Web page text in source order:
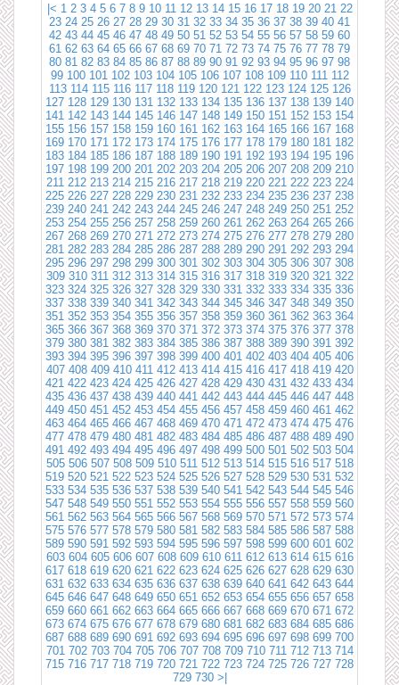
|< 1 2 3 4 5 6 7 8 9 10 11 12 13 14 15 16 17 18 19 20 21 22
23 24 25 26 27 28 29 30 31 32 33 34 35 36 37 38 39 40 41
42 43 44 45 46 47 48 49 50 51 52 53 54 55 56 57 58 59 60
61 62 63 64 65 66 67 68 69 70 71 72 73 74 75 76 77 78 79
80 81 82 83 84 85 86 87 88 89 90 91 92 93 94 95 96 97 98
99 100 101 102 103 104 105 106 107 108 109 110 111 112
113 114 115 116 117 118 119 120 121 122 123 124 125 126
127 128 129 130 131 132 133 134 135 136 137 138 139 140
141 142 143 144 145 146 147 148 149 150 151 152 153 154
155 156 157 158 159 160 161 162 163 164 165 166 167 168
169 170 171 172 173 174 175 176 177 178 179 180 181 182
183 184 185 186 187 188 189 190 191 192 193 194 195 196
197 198 199 200 201 202 203 204 205 206 207 208 209 210
211 212 213 214 215 216 217 218 219 220 221 222 223 224
225 226 227 228 229 230 231 232 233 234 235 236 237 238
239 240 241 242 243 244 245 246 247 248 249 250 251 252
253 254 255 256 257 258 259 260 261 262 263 264 265 266
267 268 269 270 271 272 273 274 275 276 277 278 279 280
281 282 283 284 285 286 287 288 289 290 291 292 293 294
295 296 297 298 299 300 301 302 303 304 305 306 307 308
309 310 311 312 313 314 315 316 317 318 319 320 321 322
323 324 325 326 327 328 329 330 331 332 333 334 335 336
337 338 339 340 341 342 343 344 345 346 347 348 349 350
351 352 353 354 355 356 357 358 359 360 361 362 363 364
365 366 367 368 369 370 371 372 373 374 375 376 377 378
379 380 381 382 383 384 385 386 387 388 389 390 391 392
393 394 395 396 397 398 399 400 401 402 403 404 405 406
407 408 409 410 411 412 413 414 415 416 417 418 419 420
421 422 423 424 425 426 427 428 429 430 431 432 433 434
435 436 437 438 439 440 441 442 443 444 445 446 447 448
449 450 451 452 453 454 455 456 457 458 459 460 461 462
463 464 465 466 467 468 469 470 471 472 473 474 475 476
477 478 479 480 481 482 483 484 485 486 487 488 489 490
491 492 493 494 495 496 497 498 499 500 501 502 503 504
505 506 507 508 509 510 511 512 513 514 515 516 517 518
519 520 521 522 523 524 525 526 527 528 529 530 531 532
533 534 535 536 537 538 539 540 541 542 543 544 545 546
547 548 549 550 551 552 553 554 555 556 557 558 559 560
561 562 563 564 565 566 567 568 569 570 571 572 573 574
575 576 577 578 579 580 581 582 583 584 585 586 587 588
589 590 591 592 593 594 595 596 597 598 599 600 601 602
603 604 605 606 607 608 609 610 611 612 613 614 615 616
617 618 619 620 621 622 623 624 625 626 627 628 629 630
631 632 633 634 635 636 637 638 639 640 641 642 643 644
645 646 647 648 649 650 651 652 653 654 655 656 657 658
659 660 661 662 663 664 665 666 667 668 669 670 671 672
673 674 675 676 677 678 679 680 681 682 683 684 685 686
687 688 689 690 691 692 693 694 695 696 697 698 699 700
701 702 703 704 705 706 707 708 709 710 711 712 713 714
715 716 717 718 719 720 721 722 723 724 725 726 727 728
729 730 >|